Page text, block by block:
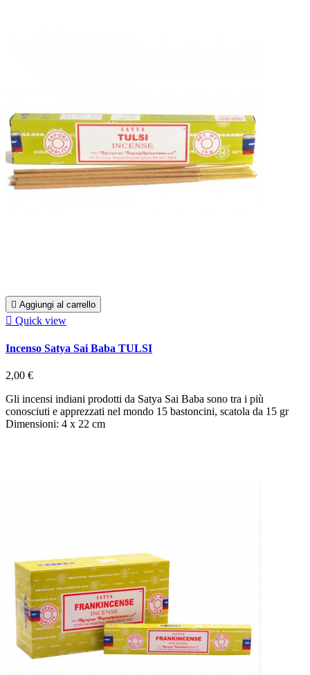
 Aggiungi al carrello
 Quick view
Incenso Satya Sai Baba TULSI
2,00 €
Gli incensi indiani prodotti da Satya Sai Baba sono tra i più
conosciuti e apprezzati nel mondo 15 bastoncini, scatola da 15 gr
Dimensioni: 4 x 22 cm